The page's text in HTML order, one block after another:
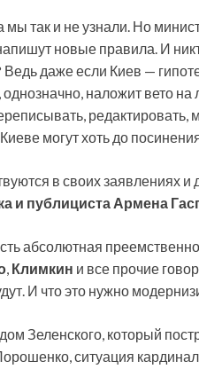
так и не узнали. Но
новые правила. И
Ведь даже если Киев —
наложит вето
редактировать,
могут хоть до
в своих заявлениях и
и публициста Армена
абсолютная
, Климкин и все прочие
И что это нужно
Зеленского, который
ситуация